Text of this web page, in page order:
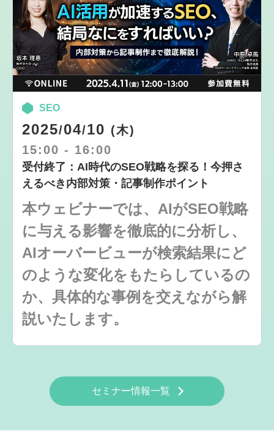
SEO
2025/04/10 (木)
15:00 - 16:00
受付終了：AI時代のSEO戦略を探る！今押さ
えるべき内部対策・記事制作ポイント
本ウェビナーでは、AIがSEO戦略
に与える影響を徹底的に分析し、
AIオーバービューが検索結果にど
のような変化をもたらしているの
か、具体的な事例を交えながら解
説いたします。
セミナー情報一覧